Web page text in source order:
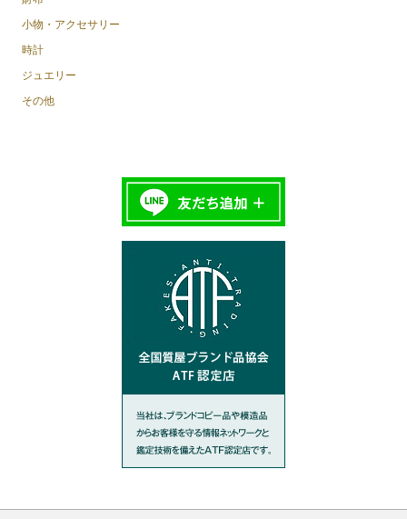
小物・アクセサリー
時計
ジュエリー
その他